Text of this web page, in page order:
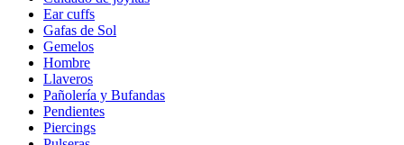
Ear cuffs
Gafas de Sol
Gemelos
Hombre
Llaveros
Pañolería y Bufandas
Pendientes
Piercings